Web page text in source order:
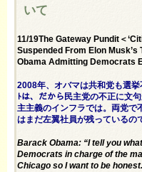
いて
11/19The Gateway Pundit＜
Suspended From Elon
Obama Admitting Democrats
2008年、オバマは共和党も選挙
ﾄは、だから民主党の不正に文
主主義のインフラでは。両党で
はまだ左翼社員が残っているの
Barack Obama: “I tell you
Democrats in charge of the
Chicago so I want to be